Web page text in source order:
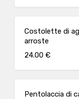
Costolette di
arroste
24.00 €
Pentolaccia di